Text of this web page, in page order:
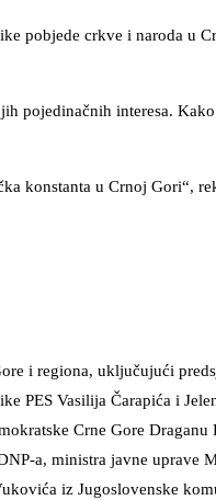
pobjede crkve i naroda u
pojedinačnih interesa. Kako
konstanta u Crnoj Gori“,
i regiona, uključujući
PES Vasilija Čarapića i
Crne Gore Draganu
a, ministra javne uprave
iz Jugoslovenske